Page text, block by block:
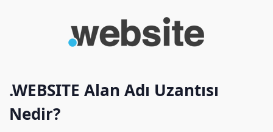
.WEBSITE Alan Adı Uzantısı
Nedir?